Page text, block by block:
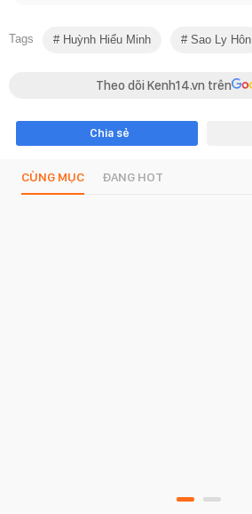
Tags Huỳnh Hiểu Minh Sao Ly Hôn
Theo dõi Kenh14.vn trên
Chia sẻ
CÙNG MỤC ĐANG HOT